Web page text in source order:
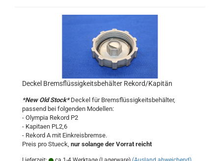
Deckel Bremsflüssigkeitsbehälter Rekord/Kapitän
*New Old Stock*Deckel für Bremsflüssigkeitsbehälter,
passend bei folgenden Modellen:
- Olympia Rekord P2
- Kapitaen PL2,6
- Rekord A mit Einkreisbremse.
Preis pro Stueck, nur solange der Vorrat reicht